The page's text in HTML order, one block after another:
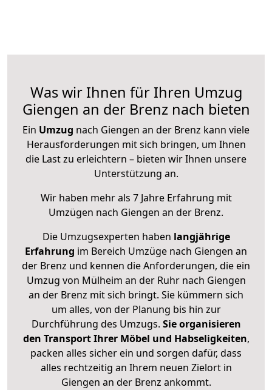
Was wir Ihnen für Ihren Umzug
Giengen an der Brenz nach bieten
Ein Umzug nach Giengen an der Brenz kann viele
Herausforderungen mit sich bringen, um Ihnen
die Last zu erleichtern – bieten wir Ihnen unsere
Unterstützung an.
Wir haben mehr als 7 Jahre Erfahrung mit
Umzügen nach Giengen an der Brenz.
Die Umzugsexperten haben langjährige
Erfahrung im Bereich Umzüge nach Giengen an
der Brenz und kennen die Anforderungen, die ein
Umzug von Mülheim an der Ruhr nach Giengen
an der Brenz mit sich bringt. Sie kümmern sich
um alles, von der Planung bis hin zur
Durchführung des Umzugs. Sie organisieren
den Transport Ihrer Möbel und Habseligkeiten,
packen alles sicher ein und sorgen dafür, dass
alles rechtzeitig an Ihrem neuen Zielort in
Giengen an der Brenz ankommt.